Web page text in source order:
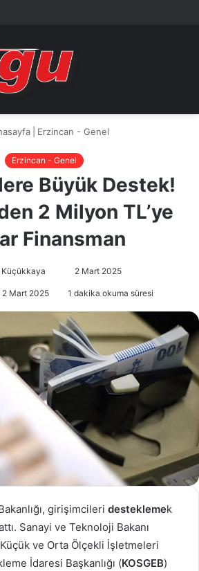
Erzincan - Genel
Erzincan - Genel
Büyük Destek!
2 Milyon TL’ye
Finansman
Küçükkaya
göndermek
2 Mart 2025
2 Mart 2025 1 dakika okuma süresi
girişimcileri desteklemek
Sanayi ve Teknoloji Bakanı
ve Orta Ölçekli İşletmeleri
İdaresi Başkanlığı (KOSGEB)